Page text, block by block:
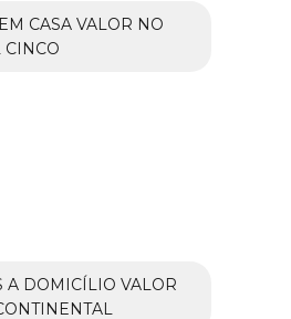
CASA VALOR NO
CINCO
A DOMICÍLIO VALOR